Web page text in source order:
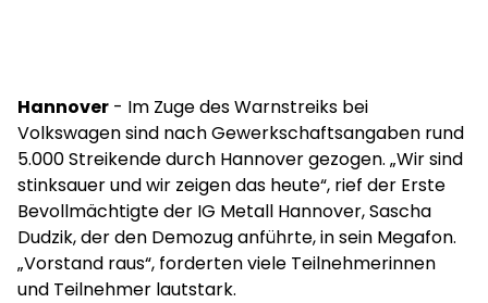
Hannover - Im Zuge des Warnstreiks bei
Volkswagen sind nach Gewerkschaftsangaben rund
5.000 Streikende durch Hannover gezogen. „Wir sind
stinksauer und wir zeigen das heute“, rief der Erste
Bevollmächtigte der IG Metall Hannover, Sascha
Dudzik, der den Demozug anführte, in sein Megafon.
„Vorstand raus“, forderten viele Teilnehmerinnen
und Teilnehmer lautstark.